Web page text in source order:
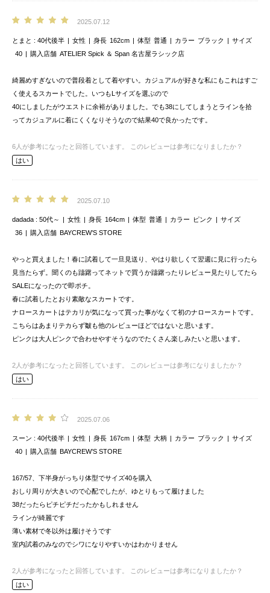
2025.07.12
とまと 40代後半 女性 身長 162cm 体型 普通 カラー ブラック
サイズ
40
購入店舗 ATELIER Spick ＆ Span 名古屋ラシック店
綺麗めすぎないので普段着として着やすい。カジュアルが好きな私にもこれはすご
く使えるスカートでした。いつもLサイズを選ぶので
40にしましたがウエストに余裕がありました。でも38にしてしまうとラインを拾
ってカジュアルに着にくくなりそうなので結果40で良かったです。
6 人が参考になったと回答しています。
このレビューは参考になりましたか？
はい
2025.07.10
dadada 50代～ 女性 身長 164cm 体型 普通 カラー ピンク
サイズ
36
購入店舗 BAYCREW’S STORE
やっと買えました！春に試着して一旦見送り、やはり欲しくて翌週に見に行ったら
見当たらず。聞くのも躊躇ってネットで買うか躊躇ったりレビュー見たりしてたら
SALEになったので即ポチ。
春に試着したとおり素敵なスカートです。
ナロースカートはテカリが気になって買った事がなくて初のナロースカートです。
こちらはあまりテカらず皺も他のレビューほどではないと思います。
ピンクは大人ピンクで合わせやすそうなのでたくさん楽しみたいと思います。
2 人が参考になったと回答しています。
このレビューは参考になりましたか？
はい
2025.07.06
スーン 40代後半 女性 身長 167cm 体型 大柄 カラー ブラック
サイズ
40
購入店舗 BAYCREW’S STORE
167/57、下半身がっちり体型でサイズ40を購入
おしり周りが大きいので心配でしたが、ゆとりもって履けました
38だったらピチピチだったかもしれません
ラインが綺麗です
薄い素材で冬以外は履けそうです
室内試着のみなのでシワになりやすいかはわかりません
2 人が参考になったと回答しています。
このレビューは参考になりましたか？
はい